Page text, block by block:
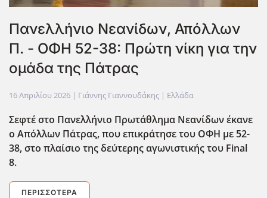
Πανελλήνιο Νεανίδων, Απόλλων
Π. - ΟΦΗ 52-38: Πρώτη νίκη για την
ομάδα της Πάτρας
16 Απριλίου 2026 | Γιάννης Γιαννουδάκης | Ελλάδα
Σεφτέ στο Πανελλήνιο Πρωτάθλημα Νεανίδων έκανε
ο Απόλλων Πάτρας, που επικράτησε του ΟΦΗ με 52-
38, στο πλαίσιο της δεύτερης αγωνιστικής του Final
8.
ΠΕΡΙΣΣΌΤΕΡΑ